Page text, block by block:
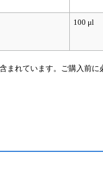
100 μl
れています。ご購入前に